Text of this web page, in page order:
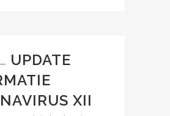
UPDATE
XII